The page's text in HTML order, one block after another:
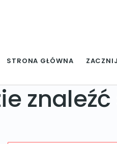
STRONA GŁÓWNA